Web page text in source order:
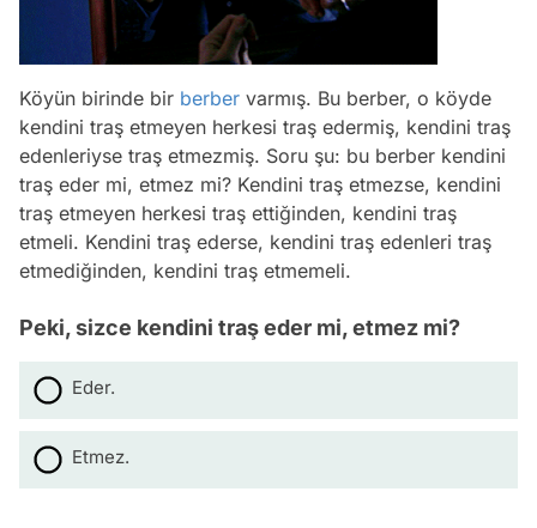
Köyün birinde bir berber varmış. Bu berber, o köyde
kendini traş etmeyen herkesi traş edermiş, kendini traş
edenleriyse traş etmezmiş. Soru şu: bu berber kendini
traş eder mi, etmez mi? Kendini traş etmezse, kendini
traş etmeyen herkesi traş ettiğinden, kendini traş
etmeli. Kendini traş ederse, kendini traş edenleri traş
etmediğinden, kendini traş etmemeli.
Peki, sizce kendini traş eder mi, etmez mi?
Eder.
Etmez.